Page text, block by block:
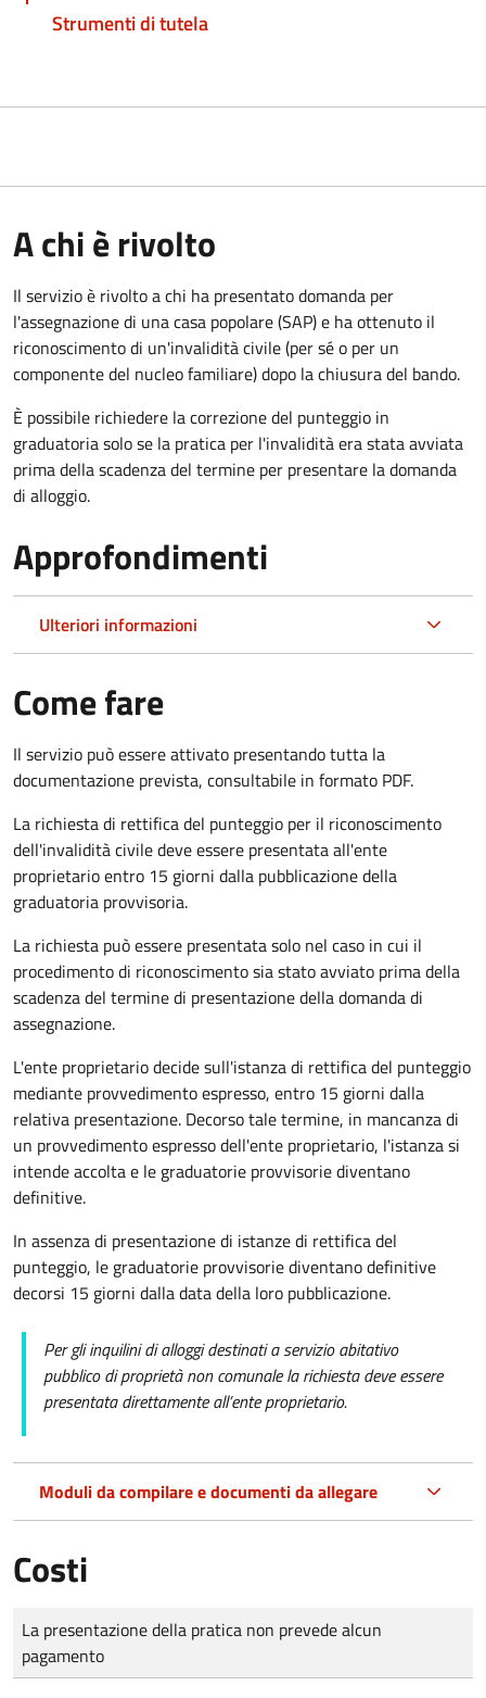
Strumenti di tutela
A chi è rivolto
Il servizio è rivolto a chi ha presentato domanda per
l'assegnazione di una casa popolare (SAP) e ha ottenuto il
riconoscimento di un'invalidità civile (per sé o per un
componente del nucleo familiare) dopo la chiusura del bando.
È possibile richiedere la correzione del punteggio in
graduatoria solo se la pratica per l'invalidità era stata avviata
prima della scadenza del termine per presentare la domanda
di alloggio.
Approfondimenti
Ulteriori informazioni
Come fare
Il servizio può essere attivato presentando tutta la
documentazione prevista, consultabile in formato PDF.
La richiesta di rettifica del punteggio per il riconoscimento
dell'invalidità civile deve essere presentata all'ente
proprietario entro 15 giorni dalla pubblicazione della
graduatoria provvisoria.
La richiesta può essere presentata solo nel caso in cui il
procedimento di riconoscimento sia stato avviato prima della
scadenza del termine di presentazione della domanda di
assegnazione.
L'ente proprietario decide sull'istanza di rettifica del punteggio
mediante provvedimento espresso, entro 15 giorni dalla
relativa presentazione. Decorso tale termine, in mancanza di
un provvedimento espresso dell'ente proprietario, l'istanza si
intende accolta e le graduatorie provvisorie diventano
definitive.
In assenza di presentazione di istanze di rettifica del
punteggio, le graduatorie provvisorie diventano definitive
decorsi 15 giorni dalla data della loro pubblicazione.
Per gli inquilini di alloggi destinati a servizio abitativo
pubblico di proprietà non comunale la richiesta deve essere
presentata direttamente all’ente proprietario.
Moduli da compilare e documenti da allegare
Costi
Tipo di pagamento
Importo
La presentazione della pratica non prevede alcun
pagamento